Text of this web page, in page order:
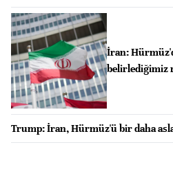
İran:
belirlediğimiz
Trump: İran, Hürmüz'ü bir daha